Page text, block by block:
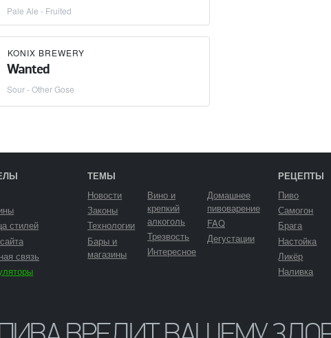
Pale Ale - Fruited
KONIX BREWERY
Wanted
Sour - Other Gose
стилей
связь
ТЕМЫ
Новости
Законы
Технологии
Бары и
магазины
Вино и
крепкий
алкоголь
Трезвость
Интересное
Домашнее
пивоварение
FAQ
Дегустации
РЕЦЕПТЫ
Пиво
Самогон
Брага
Настойка
Ликёр
Наливка